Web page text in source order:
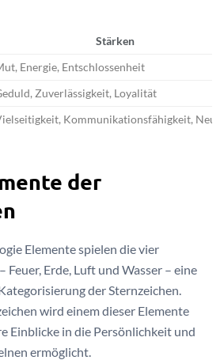
Stärken
Energie, Entschlossenheit
Zuverlässigkeit, Loyalität
Kommunikationsfähigkeit,
der
Elemente spielen die vier
Feuer, Erde, Luft und Wasser – eine
der Sternzeichen.
wird einem dieser Elemente
Einblicke in die Persönlichkeit und
ermöglicht.